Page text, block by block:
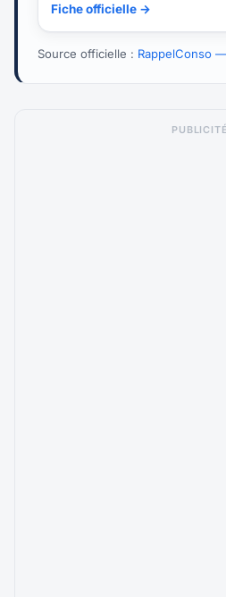
Fiche officielle →
Source officielle : RappelConso
PUBLICITÉ